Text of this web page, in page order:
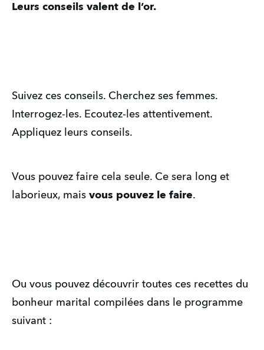
Leurs conseils valent de l’or.
Suivez ces conseils. Cherchez ses femmes.
Interrogez-les. Ecoutez-les attentivement.
Appliquez leurs conseils.
Vous pouvez faire cela seule. Ce sera long et
laborieux, mais vous pouvez le faire.
Ou vous pouvez découvrir toutes ces recettes du
bonheur marital compilées dans le programme
suivant :